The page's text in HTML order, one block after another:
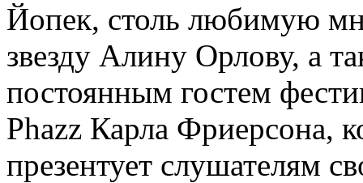
Йопек, столь любимую
звезду Алину Орлову, а
постоянным гостем
Phazz Карла Фриерсона,
презентует слушателям